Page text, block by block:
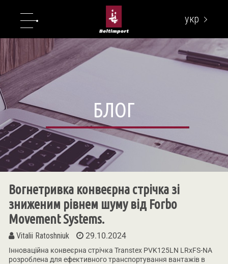
укр
БЛОГ
Вогнетривка конвеєрна стрічка зі
зниженим рівнем шуму від Forbo
Movement Systems.
Vitalii Ratoshniuk 29.10.2024
Інноваційна конвеєрна стрічка Transtex PVK125LN LRxFS-NA
розроблена для ефективного транспортування вантажів в